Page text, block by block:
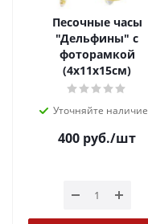
Песочные часы
"Дельфины" с
фоторамкой
(4х11х15см)
Уточняйте наличие
400 руб./шт